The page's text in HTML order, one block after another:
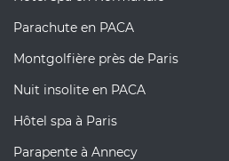
Parachute en PACA
Montgolfière près de Paris
Nuit insolite en PACA
Hôtel spa à Paris
Parapente à Annecy